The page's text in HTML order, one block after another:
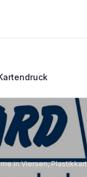
in Viersen,